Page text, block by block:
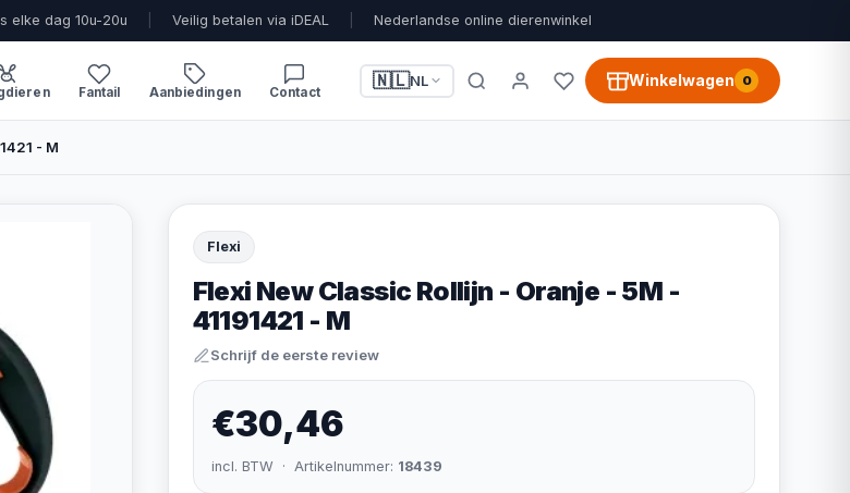
elke dag 10u-20u Veilig betalen via iDEAL Nederlandse online dierenwinkel
Fantail Aanbiedingen Contact
🇳🇱NL Winkelwagen 0
- M
Flexi
Flexi New Classic Rollijn - Oranje - 5M -
41191421 - M
Schrijf de eerste review
€30,46
incl. BTW · Artikelnummer: 18439